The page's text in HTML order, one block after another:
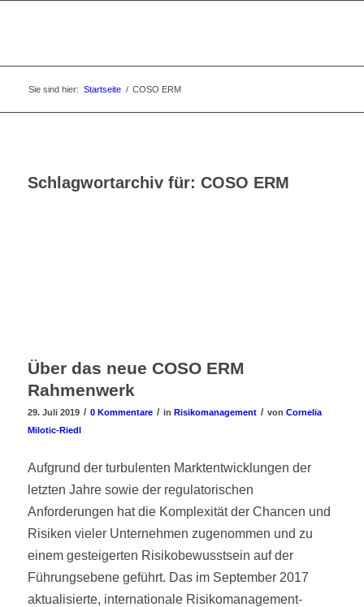
Sie sind hier: Startseite / COSO ERM
Schlagwortarchiv für: COSO ERM
Über das neue COSO ERM
Rahmenwerk
29. Juli 2019 / 0 Kommentare / in Risikomanagement / von Cornelia
Milotic-Riedl
Aufgrund der turbulenten Marktentwicklungen der
letzten Jahre sowie der regulatorischen
Anforderungen hat die Komplexität der Chancen und
Risiken vieler Unternehmen zugenommen und zu
einem gesteigerten Risikobewusstsein auf der
Führungsebene geführt. Das im September 2017
aktualisierte, internationale Risikomanagement-